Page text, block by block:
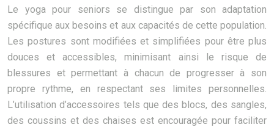
Le yoga pour seniors se distingue par son adaptation
spécifique aux besoins et aux capacités de cette population.
Les postures sont modifiées et simplifiées pour être plus
douces et accessibles, minimisant ainsi le risque de
blessures et permettant à chacun de progresser à son
propre rythme, en respectant ses limites personnelles.
L’utilisation d’accessoires tels que des blocs, des sangles,
des coussins et des chaises est encouragée pour faciliter